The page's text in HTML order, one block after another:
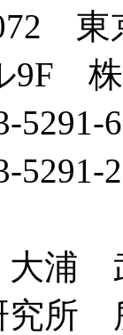
京
9F
武
究所